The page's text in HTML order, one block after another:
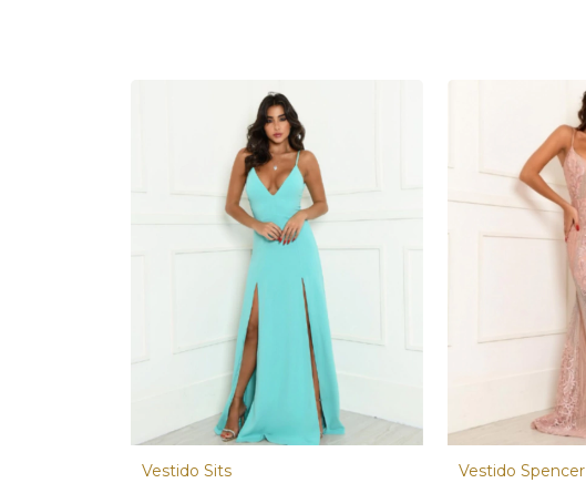
Vestido Sits Vestido Spencer